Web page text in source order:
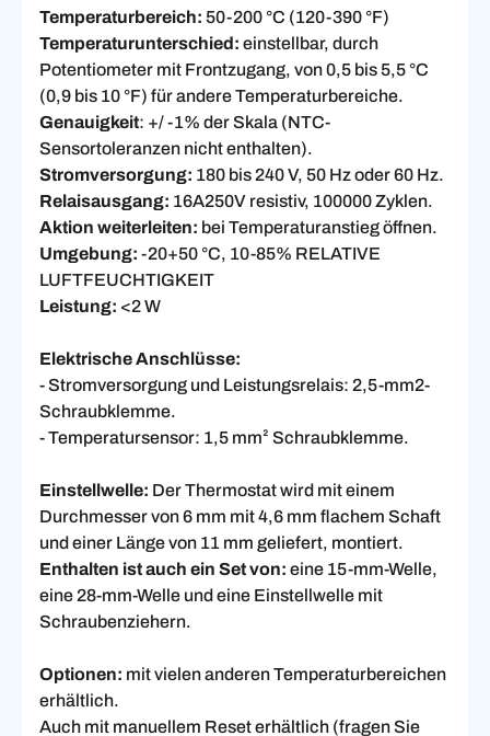
Temperaturbereich: 50-200 °C (120-390 °F)
Temperaturunterschied: einstellbar, durch
Potentiometer mit Frontzugang, von 0,5 bis 5,5 °C
(0,9 bis 10 °F) für andere Temperaturbereiche.
Genauigkeit: +/ -1% der Skala (NTC-
Sensortoleranzen nicht enthalten).
Stromversorgung: 180 bis 240 V, 50 Hz oder 60 Hz.
Relaisausgang: 16A250V resistiv, 100000 Zyklen.
Aktion weiterleiten: bei Temperaturanstieg öffnen.
Umgebung: -20+50 °C, 10-85% RELATIVE
LUFTFEUCHTIGKEIT
Leistung: <2 W
Elektrische Anschlüsse:
- Stromversorgung und Leistungsrelais: 2,5-mm2-
Schraubklemme.
- Temperatursensor: 1,5 mm² Schraubklemme.
Einstellwelle: Der Thermostat wird mit einem
Durchmesser von 6 mm mit 4,6 mm flachem Schaft
und einer Länge von 11 mm geliefert, montiert.
Enthalten ist auch ein Set von: eine 15-mm-Welle,
eine 28-mm-Welle und eine Einstellwelle mit
Schraubenziehern.
Optionen: mit vielen anderen Temperaturbereichen
erhältlich.
Auch mit manuellem Reset erhältlich (fragen Sie